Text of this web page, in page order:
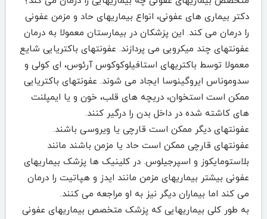
دکتر بیماری های عفونی، انواع بیماریهای حاد و مزمن عفونی
را درمان می کند. این پزشکان در بیمارستان معمولا به درمان
عفونتهای چند میکروبی می پردازند. عفونتهای باکتریایی شایع
معمولا توسط باکتریهای استافیلوکوکوس آرئوس، ای کولی و
سدوموناس ایروگینوسا ایجاد می شوند. عفونتهای باکتریایی
ممکن است استخوان، دریچه های قلب، خون و یا ایمپلنت
های کاشته شده در داخل بدن را درگیر کنند.
عفونتهای دیگر ممکن است قارچی یا ویروسی باشند.
عفونتهای قارچی ممکن است حاد یا مزمن باشند مانند
بلاستومایکوز و اسپرجیلوس. در کلینیک ها پزشک بیماریهای
عفونی بیشتر بیماریهای مزمن مانند ایدز و هپاتیت را درمان
می کند اما بیماران دیگر نیز به او مراجعه می کنند.
به طور کلی بیماریهایی که پزشک متخصص بیماریهای عفونی